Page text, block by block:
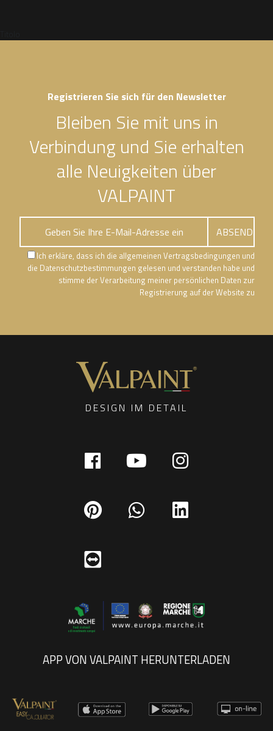
Registrieren Sie sich für den Newsletter
Bleiben Sie mit uns in
Verbindung und Sie erhalten
alle Neuigkeiten über
VALPAINT
Ich erkläre, dass ich die allgemeinen Vertragsbedingungen und
die Datenschutzbestimmungen gelesen und verstanden habe und
stimme der Verarbeitung meiner persönlichen Daten zur
Registrierung auf der Website zu
DESIGN IM DETAIL
APP VON VALPAINT HERUNTERLADEN